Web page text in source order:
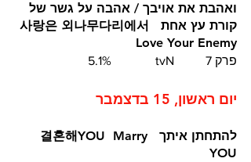
ואהבת את אויבך / אהבה על גשר של
קורת עץ אחת 사랑은 외나무다리에서
Love Your Enemy
פרק 7	tvN		5.1%
יום ראשון, 15 בדצמבר
להתחתן איתך  결혼해YOU  Marry
YOU